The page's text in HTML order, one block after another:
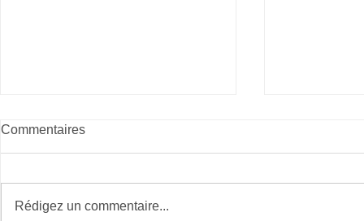
Commentaires
Rédigez un commentaire...